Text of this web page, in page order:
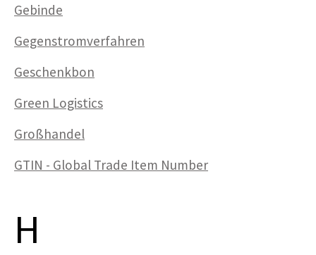
Gebinde
Gegenstrom­­­verfahren
Geschenkbon
Green Logistics
Großhandel
GTIN - Global Trade Item Number
H